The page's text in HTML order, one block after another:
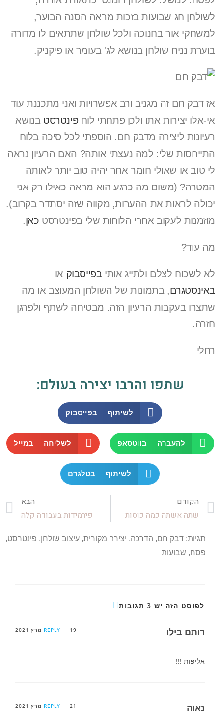
לשולחן חג שבועות בזכות מראה הסנה הבוער,
למשחקי אור בחנוכה ולכל שולחן שתתאים לו מדורה
בוערת נניח שולחן בנושא לג' בעומר או פיקניק.
אז דבק חם זה מגניב ורב אפשרויות ואני מתכננת עוד
אי-אלו יצירות אתו ולכן פתחתי לוח פינטרסט בנושא
רעיונות ליצירה מדבק חם. הוספתי לכל סיכה בלוח
התייחסות שלי: למה נעצתי אותה? האם הרעיון נראה
לי טוב או שאולי חומר אחר יהיה טוב יותר לאותה
המטרה? (משום מה כרגע הוא מראה כאילו רק אני
יכולה לראות את ההערות, מקווה שזה יסתדר בקרוב).
מוזמנות לעקוב אחרי הלוחות שלי בפינטרסט כאן.
מה עוד?
לא לשכוח לצלם ולתייג אותיבפייסבוק או
באינסטגרם, בתמונות של השולחן המעוצב או מה
שתצרו בעקבות הרעיון הזה. מבטיחה לשתף ולפרגן
חזרה.
רחלי
שתפו והרבו יצירה בעולם:
לשיתוף בפייסבוק
להעברה בווטסאפ לשליחה במייל
לשיתוף בטלגרם
הקודם
שתה אשתה כמה כוסות
הבא
פירמידות בעבודה קלה
תגיות: דבק חם, הדרכה, יצירה מקורית, עיצוב שולחן, פינטרסט,
פסח, שבועות
לפוסט הזה יש 3 תגובות
רותם בילו REPLY 19 מרץ 2021
אליפות !!!
נאוה REPLY 21 מרץ 2021